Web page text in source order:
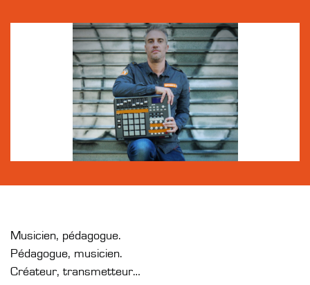
Musicien, pédagogue.
Pédagogue, musicien.
Créateur, transmetteur…